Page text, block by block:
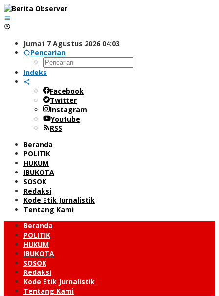
Lewati
ke
konten
Jumat 7 Agustus 2026 04:03
Pencarian
Indeks
Facebook
Twitter
Instagram
Youtube
RSS
Beranda
POLITIK
HUKUM
IBUKOTA
SOSOK
Redaksi
Kode Etik Jurnalistik
Tentang Kami
Beranda
POLITIK
HUKUM
IBUKOTA
SOSOK
Redaksi
Kode Etik Jurnalistik
Tentang Kami